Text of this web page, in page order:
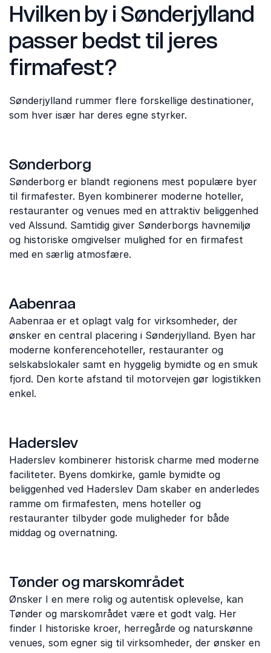
Hvilken by i Sønderjylland
passer bedst til jeres
firmafest?
Sønderjylland rummer flere forskellige destinationer,
som hver især har deres egne styrker.
Sønderborg
Sønderborg er blandt regionens mest populære byer
til firmafester. Byen kombinerer moderne hoteller,
restauranter og venues med en attraktiv beliggenhed
ved Alssund. Samtidig giver Sønderborgs havnemiljø
og historiske omgivelser mulighed for en firmafest
med en særlig atmosfære.
Aabenraa
Aabenraa er et oplagt valg for virksomheder, der
ønsker en central placering i Sønderjylland. Byen har
moderne konferencehoteller, restauranter og
selskabslokaler samt en hyggelig bymidte og en smuk
fjord. Den korte afstand til motorvejen gør logistikken
enkel.
Haderslev
Haderslev kombinerer historisk charme med moderne
faciliteter. Byens domkirke, gamle bymidte og
beliggenhed ved Haderslev Dam skaber en anderledes
ramme om firmafesten, mens hoteller og
restauranter tilbyder gode muligheder for både
middag og overnatning.
Tønder og marskområdet
Ønsker I en mere rolig og autentisk oplevelse, kan
Tønder og marskområdet være et godt valg. Her
finder I historiske kroer, herregårde og naturskønne
venues, som egner sig til virksomheder, der ønsker en